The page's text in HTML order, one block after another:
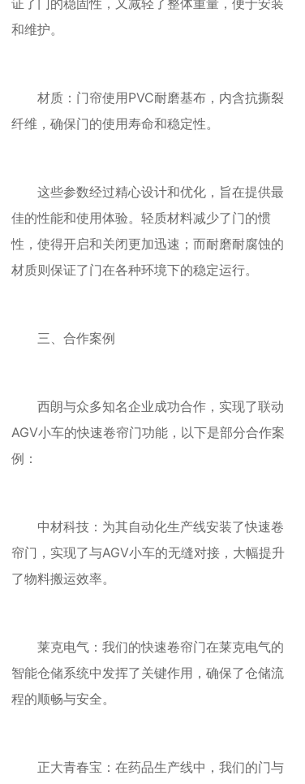
证了门的稳固性，又减轻了整体重量，便于安装
和维护。
材质：门帘使用PVC耐磨基布，内含抗撕裂
纤维，确保门的使用寿命和稳定性。
这些参数经过精心设计和优化，旨在提供最
佳的性能和使用体验。轻质材料减少了门的惯
性，使得开启和关闭更加迅速；而耐磨耐腐蚀的
材质则保证了门在各种环境下的稳定运行。
三、合作案例
西朗与众多知名企业成功合作，实现了联动
AGV小车的快速卷帘门功能，以下是部分合作案
例：
中材科技：为其自动化生产线安装了快速卷
帘门，实现了与AGV小车的无缝对接，大幅提升
了物料搬运效率。
莱克电气：我们的快速卷帘门在莱克电气的
智能仓储系统中发挥了关键作用，确保了仓储流
程的顺畅与安全。
正大青春宝：在药品生产线中，我们的门与